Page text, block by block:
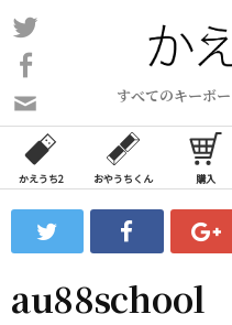
コ
ン
ン
ツ
ス
ッ
すべてのキーボ
い
合
わ
フ
ォ
ム
かえうち2 おやうちくん 購入
au88school